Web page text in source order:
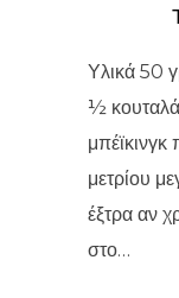
Υλικά 50
½
μετρίου
έξτρα αν
στο…